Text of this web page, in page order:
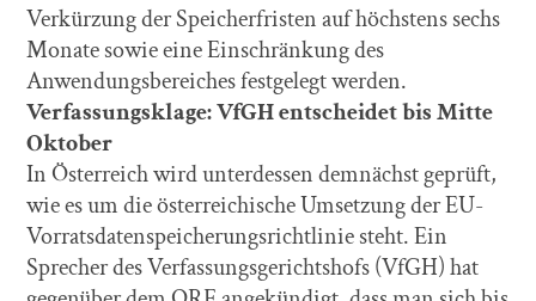
Verkürzung der Speicherfristen auf höchstens sechs
Monate sowie eine Einschränkung des
Anwendungsbereiches festgelegt werden.
Verfassungsklage: VfGH entscheidet bis Mitte
Oktober
In Österreich wird unterdessen demnächst geprüft,
wie es um die österreichische Umsetzung der EU-
Vorratsdatenspeicherungsrichtlinie steht. Ein
Sprecher des Verfassungsgerichtshofs (VfGH) hat